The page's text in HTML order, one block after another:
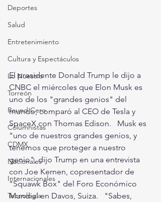
Deportes
Salud
Entretenimiento
Cultura y Espectáculos
Lo Nuestro
Torreón
Round Cero
Columnistas
CDMX
Nacionales
Internacionales
Tecnología
El presidente Donald Trump le dijo a
CNBC el miércoles que Elon Musk es
uno de los "grandes genios" del
mundo, comparó al CEO de Tesla y
SpaceX con Thomas Edison.   Musk es
"uno de nuestros grandes genios, y
tenemos que proteger a nuestro
genio", dijo Trump en una entrevista
con Joe Kernen, copresentador de
"Squawk Box" del Foro Económico
Mundial en Davos, Suiza.   "Sabes,